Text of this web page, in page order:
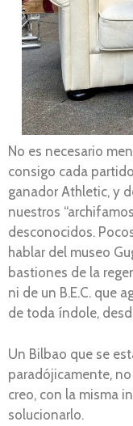
No es necesario
consigo cada
ganador Athletic, y
nuestros
desconocidos.
hablar del museo
bastiones de la
ni de un B.E.C. que
de toda índole,
Un Bilbao que se
paradójicamente,
creo, con la misma
solucionarlo.